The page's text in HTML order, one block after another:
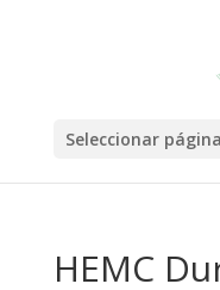
Seleccionar página
HEMC